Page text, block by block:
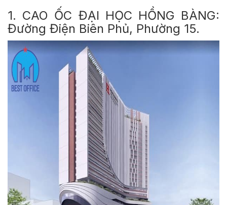
1. CAO ỐC ĐẠI HỌC HỒNG BÀNG:
Đường Điện Biên Phủ, Phường 15.